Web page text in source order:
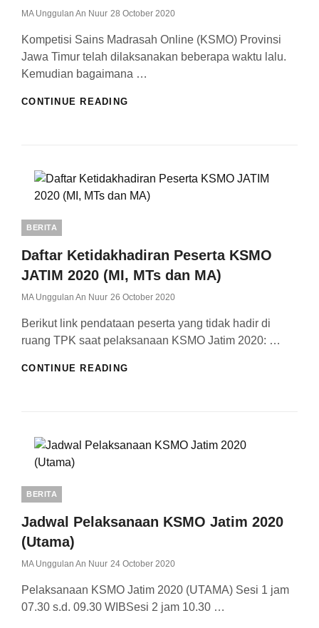
MA Unggulan An Nuur Posted
28 October 2020
Kompetisi Sains Madrasah Online (KSMO) Provinsi
Jawa Timur telah dilaksanakan beberapa waktu lalu.
Kemudian bagaimana …
CONTINUE READING
Categories
BERITA
Daftar Ketidakhadiran Peserta KSMO
JATIM 2020 (MI, MTs dan MA)
MA Unggulan An Nuur Posted
26 October 2020
Berikut link pendataan peserta yang tidak hadir di
ruang TPK saat pelaksanaan KSMO Jatim 2020: …
CONTINUE READING
(MI,
Categories
BERITA
Jadwal Pelaksanaan KSMO Jatim 2020
(Utama)
MA Unggulan An Nuur Posted
24 October 2020
Pelaksanaan KSMO Jatim 2020 (UTAMA) Sesi 1 jam
07.30 s.d. 09.30 WIBSesi 2 jam 10.30 …